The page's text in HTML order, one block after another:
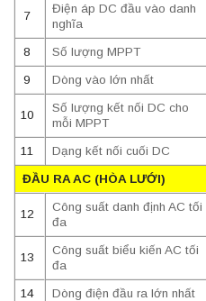
7
Điện áp DC đầu vào danh
nghĩa
8 Số lượng MPPT
9 Dòng vào lớn nhất
10
Số lượng kết nối DC cho
mỗi MPPT
11 Dạng kết nối cuối DC
ĐẦU RA AC (HÒA LƯỚI)
12
Công suất danh định AC tối
đa
13
Công suất biểu kiến AC tối
đa
14 Dòng điện đầu ra lớn nhất